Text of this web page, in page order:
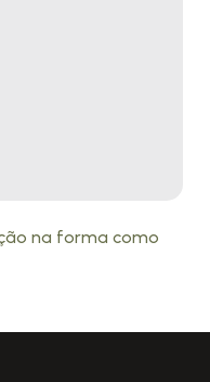
na forma como